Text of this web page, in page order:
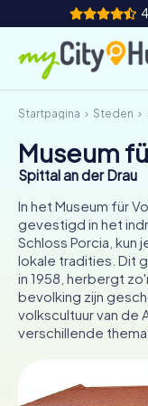
Hoe het werkt
Steden
Tours
Tickets
INT
IT
Startpagina Steden
Museum
Spittal an der Drau
In het Museum für
gevestigd in het
Schloss Porcia, kun
lokale tradities. Dit
in 1958, herbergt
bevolking zijn
volkscultuur van de
verschillende